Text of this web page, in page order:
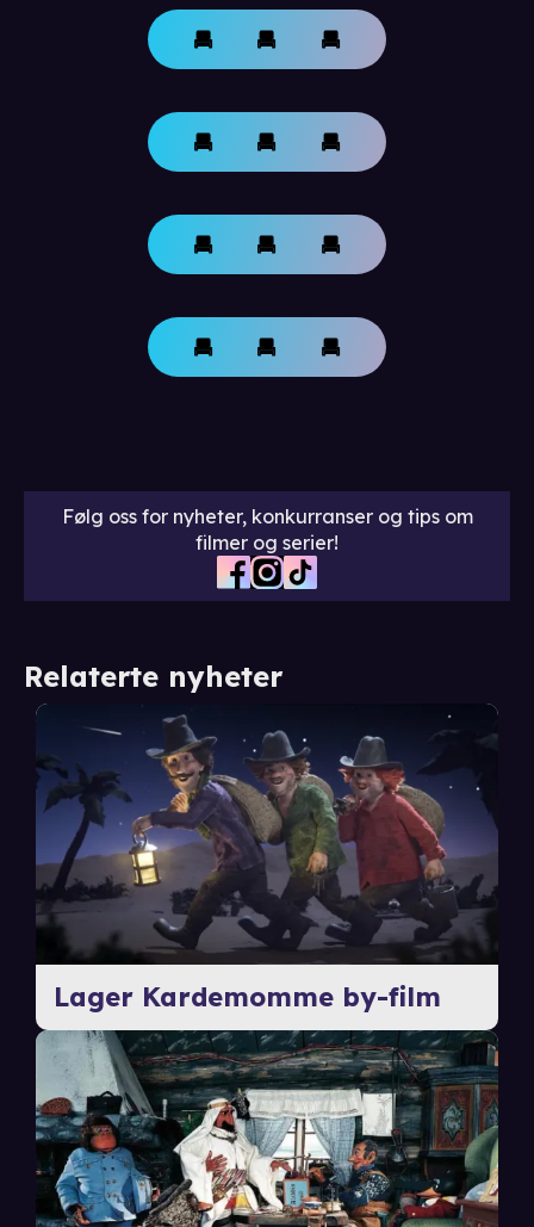
Følg oss for nyheter, konkurranser og tips om
filmer og serier!
Relaterte nyheter
Lager Kardemomme by-film